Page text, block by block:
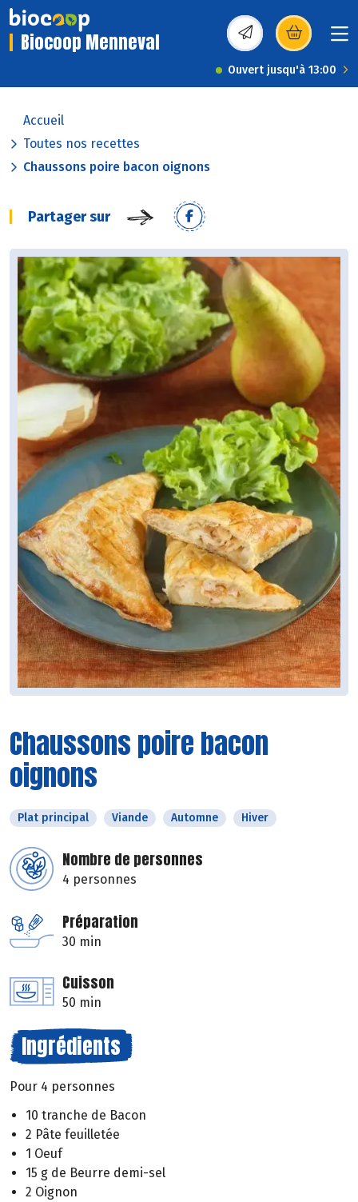
Biocoop Menneval (s’ouvre dans une
Ouvert jusqu'à 13:00
Accueil
Toutes nos recettes
Chaussons poire bacon oignons
Partager sur
Chaussons poire bacon
oignons
Plat principal Viande Automne Hiver
Nombre de personnes
4 personnes
Préparation
30 min
Cuisson
50 min
Ingrédients
Pour 4 personnes
10 tranche de Bacon
2 Pâte feuilletée
1 Oeuf
15 g de Beurre demi-sel
2 Oignon